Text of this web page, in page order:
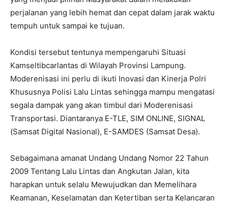
perjalanan yang lebih hemat dan cepat dalam jarak waktu
tempuh untuk sampai ke tujuan.
Kondisi tersebut tentunya mempengaruhi Situasi
Kamseltibcarlantas di Wilayah Provinsi Lampung.
Moderenisasi ini perlu di ikuti Inovasi dan Kinerja Polri
Khususnya Polisi Lalu Lintas sehingga mampu mengatasi
segala dampak yang akan timbul dari Moderenisasi
Transportasi. Diantaranya E-TLE, SIM ONLINE, SIGNAL
(Samsat Digital Nasional), E-SAMDES (Samsat Desa).
Sebagaimana amanat Undang Undang Nomor 22 Tahun
2009 Tentang Lalu Lintas dan Angkutan Jalan, kita
harapkan untuk selalu Mewujudkan dan Memelihara
Keamanan, Keselamatan dan Ketertiban serta Kelancaran